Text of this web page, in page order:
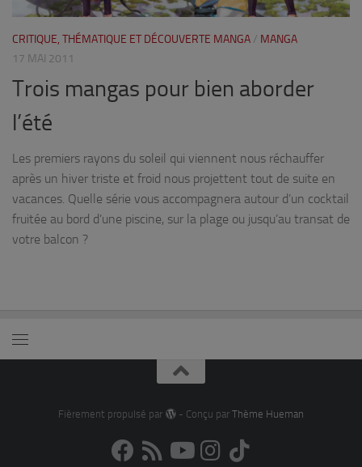
CRITIQUE, THÉMATIQUE ET DÉCOUVERTE MANGA / MANGA
17 MAI 2011
Trois mangas pour bien aborder
l’été
Les premiers rayons du soleil qui viennent nous réchauffer
après un hiver triste et froid nous projettent tout de suite en
vacances. Quelle série vous accompagnera autour d’un cocktail
fruitée au bord d’une piscine, sur la plage ou jusqu’au transat de
votre balcon ?
Fièrement propulsé par - Conçu par Thème Hueman